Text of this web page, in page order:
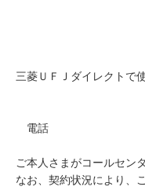
三菱ＵＦＪダイレクトで
電話
ご本人さまがコールセン
なお、契約状況により、